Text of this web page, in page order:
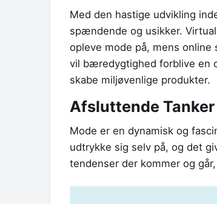
Med den hastige udvikling
spændende og usikker.
opleve mode på, mens
vil bæredygtighed forblive en
skabe miljøvenlige produkter.
Afsluttende Tanker
Mode er en dynamisk og
udtrykke sig selv på, og det
tendenser der kommer og